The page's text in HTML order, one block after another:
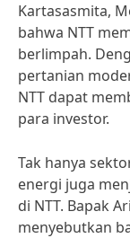
Kartasasmita,
bahwa NTT
berlimpah.
pertanian
NTT dapat
para investor.
Tak hanya
energi juga
di NTT. Bapak
menyebutkan